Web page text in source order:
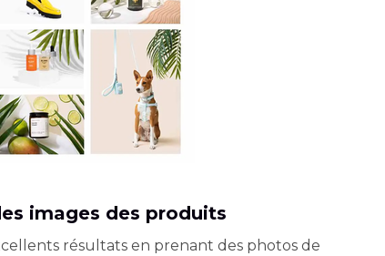
images des produits
résultats en prenant des photos de